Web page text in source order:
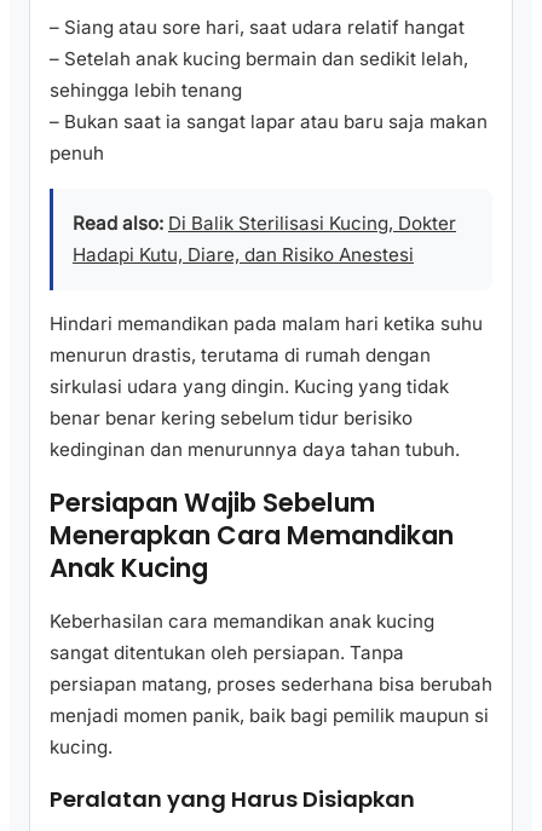
– Siang atau sore hari, saat udara relatif hangat
– Setelah anak kucing bermain dan sedikit lelah,
sehingga lebih tenang
– Bukan saat ia sangat lapar atau baru saja makan
penuh
Read also: Di Balik Sterilisasi Kucing, Dokter
Hadapi Kutu, Diare, dan Risiko Anestesi
Hindari memandikan pada malam hari ketika suhu
menurun drastis, terutama di rumah dengan
sirkulasi udara yang dingin. Kucing yang tidak
benar benar kering sebelum tidur berisiko
kedinginan dan menurunnya daya tahan tubuh.
Persiapan Wajib Sebelum
Menerapkan Cara Memandikan
Anak Kucing
Keberhasilan cara memandikan anak kucing
sangat ditentukan oleh persiapan. Tanpa
persiapan matang, proses sederhana bisa berubah
menjadi momen panik, baik bagi pemilik maupun si
kucing.
Peralatan yang Harus Disiapkan